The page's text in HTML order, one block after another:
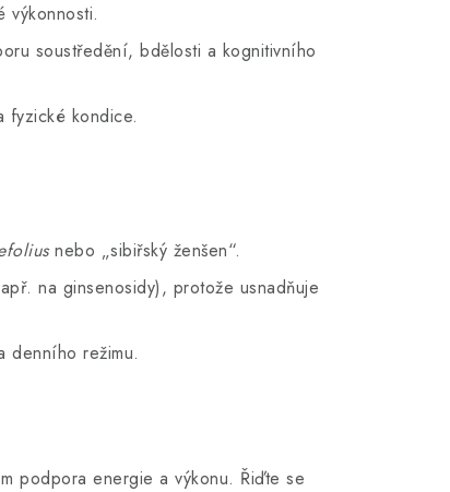
výkonnosti.
soustředění, bdělosti a kognitivního
fyzické kondice.
nebo „sibiřský ženšen“.
na ginsenosidy), protože usnadňuje
denního režimu.
podpora energie a výkonu. Řiďte se